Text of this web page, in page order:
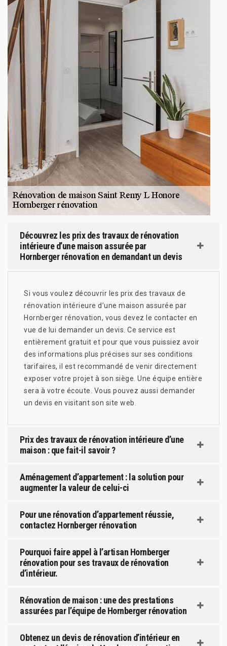
Découvrez les prix des travaux de rénovation
intérieure d’une maison assurée par
Hornberger rénovation en demandant un devis
Si vous voulez découvrir les prix des travaux de
rénovation intérieure d’une maison assurée par
Hornberger rénovation, vous devez le contacter en
vue de lui demander un devis. Ce service est
entièrement gratuit et pour que vous puissiez avoir
des informations plus précises sur ses conditions
tarifaires, il est recommandé de venir directement
exposer votre projet à son siège. Une équipe entière
sera à votre écoute. Vous pouvez aussi demander
un devis en visitant son site web.
Prix des travaux de rénovation intérieure d’une
maison : que fait-il savoir ?
Aménagement d’appartement : la solution pour
augmenter la valeur de celui-ci
Pour une rénovation d’appartement réussie,
contactez Hornberger rénovation
Pourquoi faire appel à l’artisan Hornberger
rénovation pour ses travaux de rénovation
d’intérieur.
Rénovation de maison : une des prestations
assurées par l’équipe de Hornberger rénovation
Obtenez un devis de rénovation d’intérieur en